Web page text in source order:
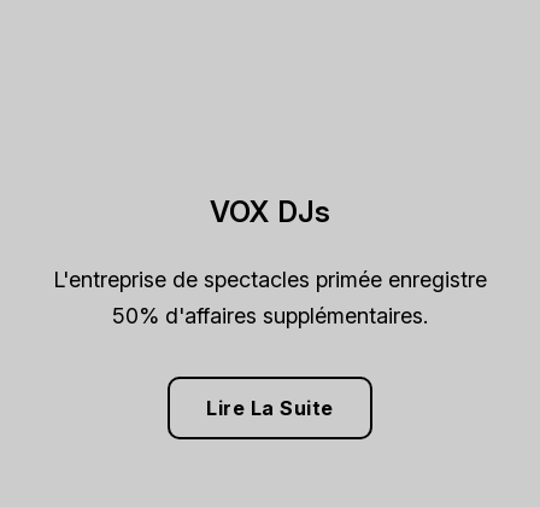
VOX DJs
L'entreprise de spectacles primée enregistre
50% d'affaires supplémentaires.
Lire La Suite